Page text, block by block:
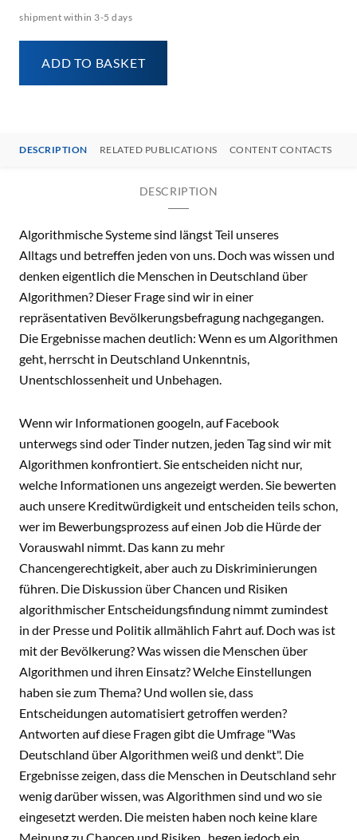
shipment within 3-5 days
ADD TO BASKET
DESCRIPTION RELATED PUBLICATIONS CONTENT CONTACTS
DESCRIPTION
Algorithmische Systeme sind längst Teil unseres
Alltags und betreffen jeden von uns. Doch was wissen und
denken eigentlich die Menschen in Deutschland über
Algorithmen? Dieser Frage sind wir in einer
repräsentativen Bevölkerungsbefragung nachgegangen.
Die Ergebnisse machen deutlich: Wenn es um Algorithmen
geht, herrscht in Deutschland Unkenntnis,
Unentschlossenheit und Unbehagen.
Wenn wir Informationen googeln, auf Facebook
unterwegs sind oder Tinder nutzen, jeden Tag sind wir mit
Algorithmen konfrontiert. Sie entscheiden nicht nur,
welche Informationen uns angezeigt werden. Sie bewerten
auch unsere Kreditwürdigkeit und entscheiden teils schon,
wer im Bewerbungsprozess auf einen Job die Hürde der
Vorauswahl nimmt. Das kann zu mehr
Chancengerechtigkeit, aber auch zu Diskriminierungen
führen. Die Diskussion über Chancen und Risiken
algorithmischer Entscheidungsfindung nimmt zumindest
in der Presse und Politik allmählich Fahrt auf. Doch was ist
mit der Bevölkerung? Was wissen die Menschen über
Algorithmen und ihren Einsatz? Welche Einstellungen
haben sie zum Thema? Und wollen sie, dass
Entscheidungen automatisiert getroffen werden?
Antworten auf diese Fragen gibt die Umfrage "Was
Deutschland über Algorithmen weiß und denkt". Die
Ergebnisse zeigen, dass die Menschen in Deutschland sehr
wenig darüber wissen, was Algorithmen sind und wo sie
eingesetzt werden. Die meisten haben noch keine klare